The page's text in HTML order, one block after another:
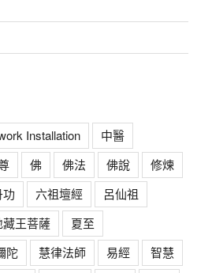
Installation
中醫
佛 佛法 佛說
修煉
功 六祖壇經
呂仙祖
藏王菩薩
夏至
陀 慧律法師 易經
智慧